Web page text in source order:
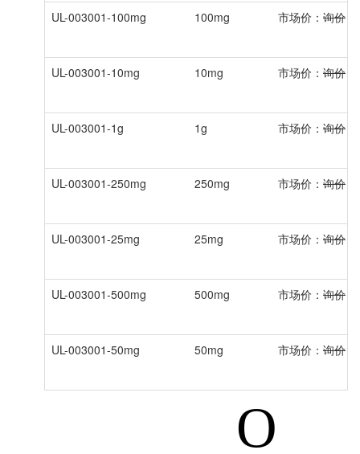
UL-003001-100mg 100mg 市场价： 询价
UL-003001-10mg 10mg 市场价： 询价
UL-003001-1g 1g 市场价： 询价
UL-003001-250mg 250mg 市场价： 询价
UL-003001-25mg 25mg 市场价： 询价
UL-003001-500mg 500mg 市场价： 询价
UL-003001-50mg 50mg 市场价： 询价